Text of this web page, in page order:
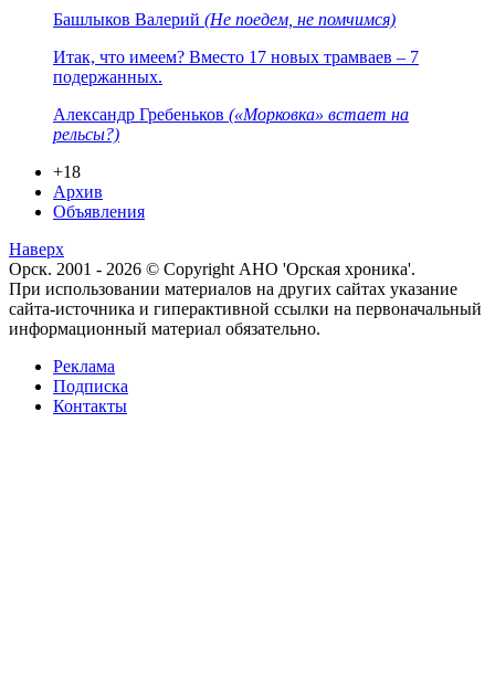
Башлыков Валерий (Не поедем, не помчимся)
Итак, что имеем? Вместо 17 новых трамваев – 7
подержанных.
Александр Гребеньков («Морковка» встает на
рельсы?)
+18
Архив
Объявления
Наверх
Орск. 2001 - 2026 © Copyright АНО 'Орская хроника'.
При использовании материалов на других сайтах указание
сайта-источника и гиперактивной ссылки на первоначальный
информационный материал обязательно.
Реклама
Подписка
Контакты